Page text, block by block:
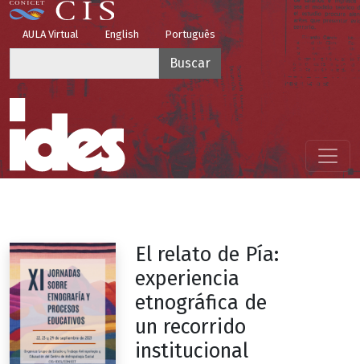
Pasar al contenido principal
Top Menu
AULA Virtual English Português
Menú principal
El relato de Pía:
experiencia
etnográfica de
un recorrido
institucional